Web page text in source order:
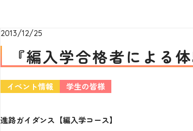
2013/12/25
『編入学合格者によ
イベント情報 学生の皆様
進路ガイダンス【編入学コース】